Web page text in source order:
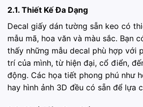
2.1. Thiết Kế Đa Dạng
Decal giấy dán tường sẵn keo có
mẫu mã, hoa văn và màu sắc. Bạn
thấy những mẫu decal phù hợp với
trí của mình, từ hiện đại, cổ điển,
động. Các họa tiết phong phú như
hay hình ảnh 3D đều có sẵn để lựa